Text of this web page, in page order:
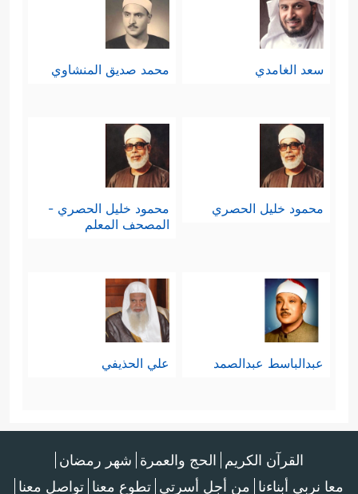
سعد الغامدي محمد صديق المنشاوي
محمود خليل الحصري
محمود خليل الحصري -
المصحف المعلم
عبدالباسط عبدالصمد علي الحذيفي
القرآن الكريم الحج والعمرة شهر رمضان
معا نربي أبناءنا من أجل أسرتي تطوع معنا تواصل معنا